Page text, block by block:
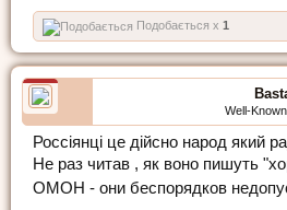
Подобається x 1
Well-
Россіянці це дійсно народ який
Не раз читав , як воно пишуть
ОМОН - они беспорядков